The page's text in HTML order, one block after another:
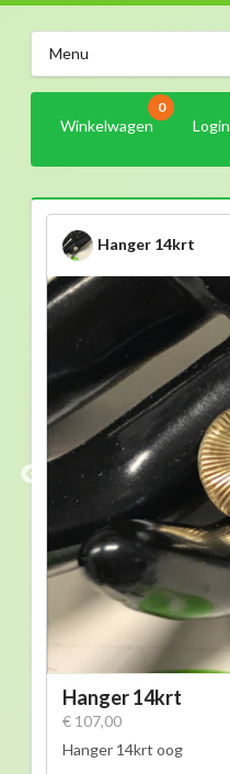
Menu
Winkelwagen
0
Login
Hanger 14krt
Hanger 14krt
€ 107,00
Hanger 14krt oog